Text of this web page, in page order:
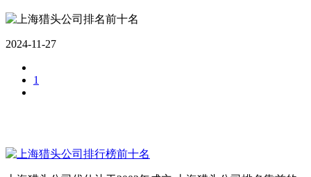
2024-11-27
1